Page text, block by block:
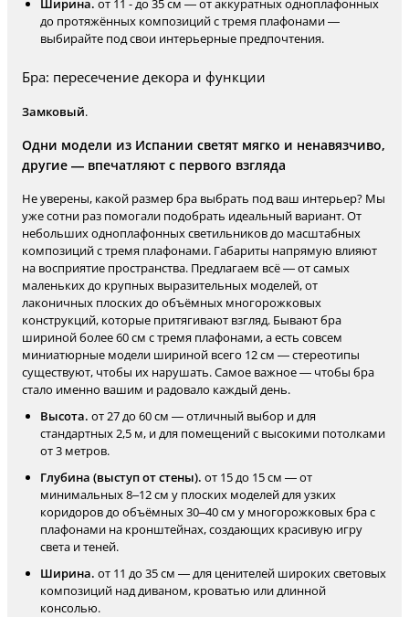
Ширина. от 11 - до 35 см — от аккуратных одноплафонных
до протяжённых композиций с тремя плафонами —
выбирайте под свои интерьерные предпочтения.
Бра: пересечение декора и функции
Замковый.
Одни модели из Испании светят мягко и ненавязчиво,
другие — впечатляют с первого взгляда
Не уверены, какой размер бра выбрать под ваш интерьер? Мы
уже сотни раз помогали подобрать идеальный вариант. От
небольших одноплафонных светильников до масштабных
композиций с тремя плафонами. Габариты напрямую влияют
на восприятие пространства. Предлагаем всё — от самых
маленьких до крупных выразительных моделей, от
лаконичных плоских до объёмных многорожковых
конструкций, которые притягивают взгляд. Бывают бра
шириной более 60 см с тремя плафонами, а есть совсем
миниатюрные модели шириной всего 12 см — стереотипы
существуют, чтобы их нарушать. Самое важное — чтобы бра
стало именно вашим и радовало каждый день.
Высота. от 27 до 60 см — отличный выбор и для
стандартных 2,5 м, и для помещений с высокими потолками
от 3 метров.
Глубина (выступ от стены). от 15 до 15 см — от
минимальных 8–12 см у плоских моделей для узких
коридоров до объёмных 30–40 см у многорожковых бра с
плафонами на кронштейнах, создающих красивую игру
света и теней.
Ширина. от 11 до 35 см — для ценителей широких световых
композиций над диваном, кроватью или длинной
консолью.